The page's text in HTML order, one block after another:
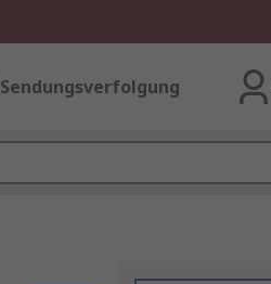
Sendungsverfolgung